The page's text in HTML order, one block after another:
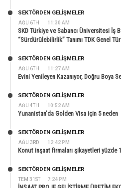
AĞU 6TH 11:30 AM
SEKTÖRDEN GELIŞMELER
SKD Türkiye ve Sabancı Üniversitesi İş
“Sürdürülebilirlik” Tanımı TDK Genel
AĞU 6TH 11:27 AM
SEKTÖRDEN GELIŞMELER
Evini Yenileyen Kazanıyor, Doğru Boya
AĞU 4TH 10:52 AM
SEKTÖRDEN GELIŞMELER
Yunanistan’da Golden Visa için 5 neden
AĞU 3RD 12:42 PM
SEKTÖRDEN GELIŞMELER
Konut inşaat firmaları şikayetleri yüzde
TEM 31ST 7:24 PM
SEKTÖRDEN GELIŞMELER